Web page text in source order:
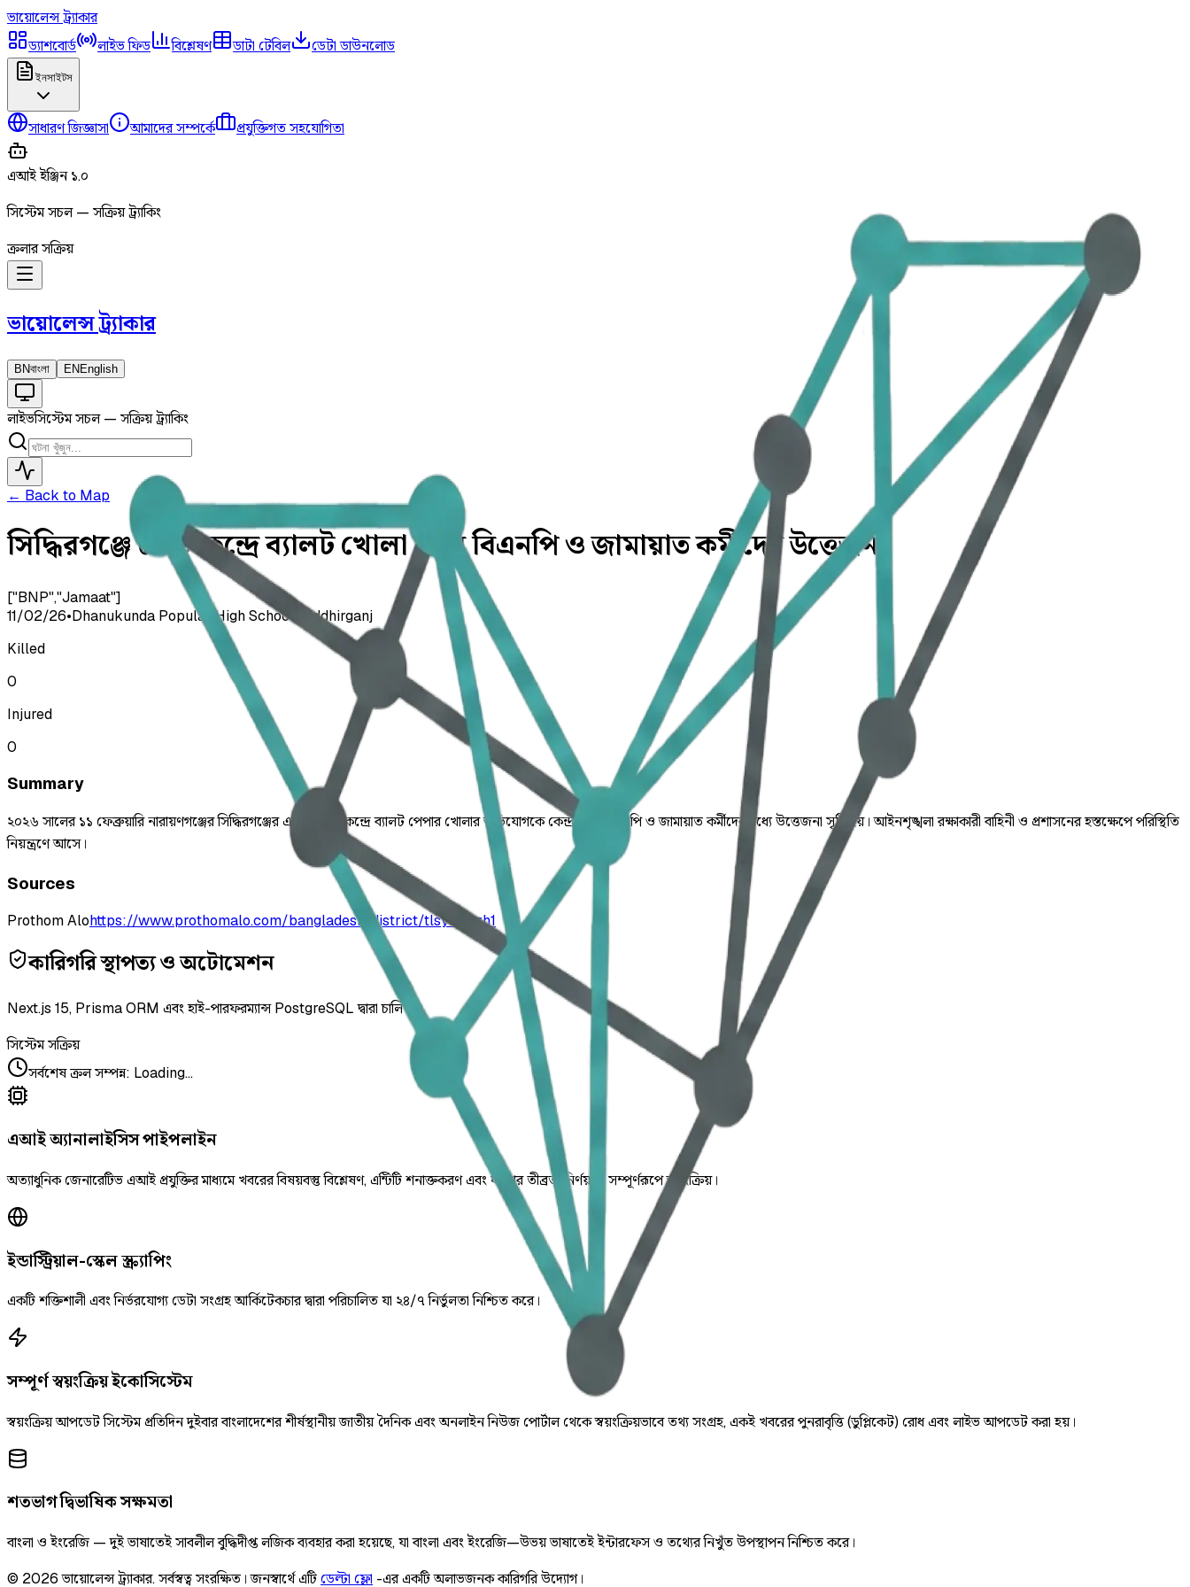
ভায়োলেন্সট্র্যাকার
ড্যাশবোর্ড
লাইভ ফিড বিশ্লেষণ ডাটা টেবিল ডেটা ডাউনলোড
ইনসাইটস
সাধারণ জিজ্ঞাসা আমাদের সম্পর্কে প্রযুক্তিগত সহযোগিতা
এআই ইঞ্জিন ১.০
সিস্টেম সচল — সক্রিয় ট্র্যাকিং
ক্রলার সক্রিয়
ভায়োলেন্সট্র্যাকার
BNবাংলা EN English
লাইভসিস্টেম সচল — সক্রিয় ট্র্যাকিং
← Back to Map
সিদ্ধিরগঞ্জে ভোটকেন্দ্রে ব্যালট খোলা নিয়ে বিএনপি ও জামায়াত কর্মীদের উত্তেজনা
["BNP","Jamaat"]
11/02/26•Dhanukunda Popular High School, Siddhirganj
Killed
0
Injured
0
Summary
২০২৬ সালের ১১ ফেব্রুয়ারি নারায়ণগঞ্জের সিদ্ধিরগঞ্জের একটি ভোটকেন্দ্রে ব্যালট পেপার খোলার অভিযোগকে কেন্দ্র করে বিএনপি ও জামায়াত কর্মীদের মধ্যে উত্তেজনা সৃষ্টি হয়। আইনশৃঙ্খলা রক্ষাকারী বাহিনী ও প্রশাসনের হস্তক্ষেপে পরিস্থিতি
নিয়ন্ত্রণে আসে।
Sources
Prothom Alohttps://www.prothomalo.com/bangladesh/district/tlsy3z5zh1
কারিগরি স্থাপত্য ও অটোমেশন
Next.js 15, Prisma ORM এবং হাই-পারফরম্যান্স PostgreSQL দ্বারা চালিত।
সিস্টেম সক্রিয়
সর্বশেষ ক্রল সম্পন্ন: Loading...
এআই অ্যানালাইসিস পাইপলাইন
অত্যাধুনিক জেনারেটিভ এআই প্রযুক্তির মাধ্যমে খবরের বিষয়বস্তু বিশ্লেষণ, এন্টিটি শনাক্তকরণ এবং ঘটনার তীব্রতা নির্ণয় যা সম্পূর্ণরূপে স্বয়ংক্রিয়।
ইন্ডাস্ট্রিয়াল-স্কেল স্ক্র্যাপিং
একটি শক্তিশালী এবং নির্ভরযোগ্য ডেটা সংগ্রহ আর্কিটেকচার দ্বারা পরিচালিত যা ২৪/৭ নির্ভুলতা নিশ্চিত করে।
সম্পূর্ণ স্বয়ংক্রিয় ইকোসিস্টেম
স্বয়ংক্রিয় আপডেট সিস্টেম প্রতিদিন দুইবার বাংলাদেশের শীর্ষস্থানীয় জাতীয় দৈনিক এবং অনলাইন নিউজ পোর্টাল থেকে স্বয়ংক্রিয়ভাবে তথ্য সংগ্রহ, একই খবরের পুনরাবৃত্তি (ডুপ্লিকেট) রোধ এবং লাইভ আপডেট করা হয়।
শতভাগ দ্বিভাষিক সক্ষমতা
বাংলা ও ইংরেজি — দুই ভাষাতেই সাবলীল বুদ্ধিদীপ্ত লজিক ব্যবহার করা হয়েছে, যা বাংলা এবং ইংরেজি—উভয় ভাষাতেই ইন্টারফেস ও তথ্যের নিখুঁত উপস্থাপন নিশ্চিত করে।
© 2026 ভায়োলেন্স ট্র্যাকার.সর্বস্বত্ব সংরক্ষিত। জনস্বার্থে এটিডেল্টা ফ্লো -এর একটি অলাভজনক কারিগরি উদ্যোগ।